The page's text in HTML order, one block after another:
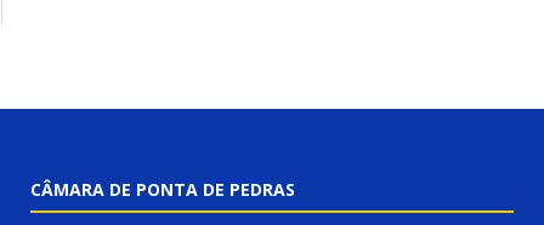
CÂMARA DE PONTA DE PEDRAS